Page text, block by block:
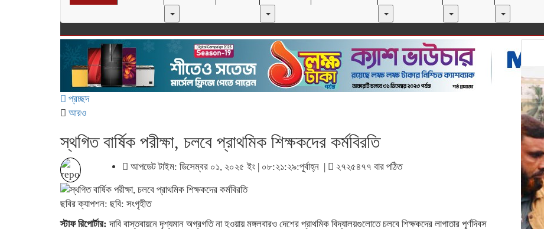
প্রচ্ছদ
আরও
স্থগিত বার্ষিক পরীক্ষা, চলবে প্রাথমিক শিক্ষকদের কর্মবিরতি
আপডেট টাইম: ডিসেম্বর ০১, ২০২৫ ইং | ০৮:২১:২৯:পূর্বাহ্ন | ২৭২৫৪৭৭ বার পঠিত
ছবির ক্যাপশন: ছবি: সংগৃহীত
স্টাফ রিপোর্টার: দাবি বাস্তবায়নে দৃশ্যমান অগ্রগতি না হওয়ায় মঙ্গলবারও দেশের প্রাথমিক বিদ্যালয়গুলোতে চলবে শিক্ষকদের লাগাতার পূর্ণদিবস